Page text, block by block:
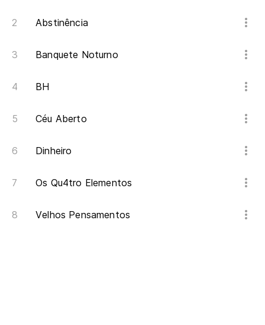
Abstinência
Banquete Noturno
BH
Céu Aberto
Dinheiro
Os Qu4tro Elementos
Velhos Pensamentos